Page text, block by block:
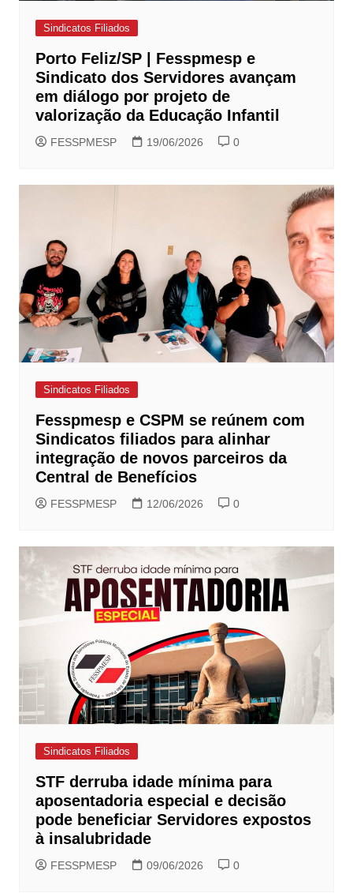
Sindicatos Filiados
Porto Feliz/SP | Fesspmesp e
Sindicato dos Servidores avançam
em diálogo por projeto de
valorização da Educação Infantil
FESSPMESP 19/06/2026 0
Sindicatos Filiados
Fesspmesp e CSPM se reúnem com
Sindicatos filiados para alinhar
integração de novos parceiros da
Central de Benefícios
FESSPMESP 12/06/2026 0
Sindicatos Filiados
STF derruba idade mínima para
aposentadoria especial e decisão
pode beneficiar Servidores expostos
à insalubridade
FESSPMESP 09/06/2026 0